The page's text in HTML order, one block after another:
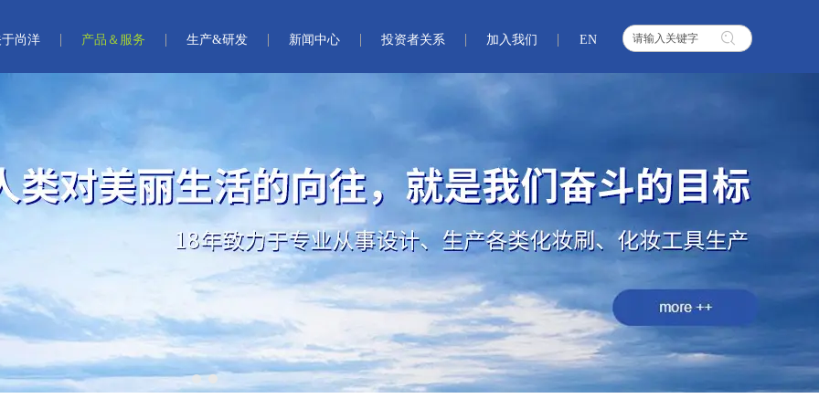
尚洋 产品＆服务 生产&研发 新闻中心 投资者关系 加入我们 EN
1